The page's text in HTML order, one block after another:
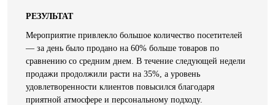
РЕЗУЛЬТАТ
Мероприятие привлекло большое количество посетителей
— за день было продано на 60% больше товаров по
сравнению со средним днем. В течение следующей недели
продажи продолжили расти на 35%, а уровень
удовлетворенности клиентов повысился благодаря
приятной атмосфере и персональному подходу.